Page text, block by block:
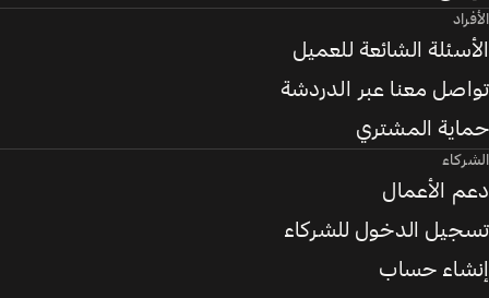
الأفراد
الأسئلة الشائعة للعميل
تواصل معنا عبر الدردشة
حماية المشتري
الشركاء
دعم الأعمال
تسجيل الدخول للشركاء
إنشاء حساب